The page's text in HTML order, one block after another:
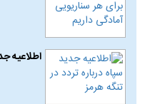
اطلاعیه